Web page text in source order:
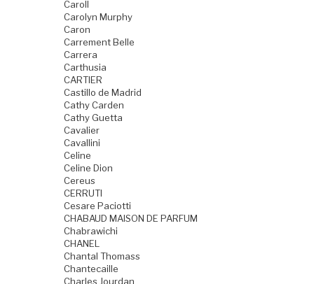
Caroll
Carolyn Murphy
Caron
Carrement Belle
Carrera
Carthusia
CARTIER
Castillo de Madrid
Cathy Carden
Cathy Guetta
Cavalier
Cavallini
Celine
Celine Dion
Cereus
CERRUTI
Cesare Paciotti
CHABAUD MAISON DE PARFUM
Chabrawichi
CHANEL
Chantal Thomass
Chantecaille
Charles Jourdan